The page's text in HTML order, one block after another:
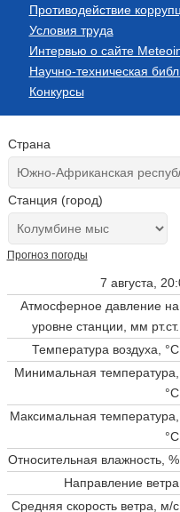
Противодействие
Условия труда
Интервью о сайте
Научно-техническая
Конкурсы
Страна
Станция (город)
Прогноз погоды
7 августа,
Атмосферное давление на
уровне станции, мм рт.ст.
Температура воздуха, °C
Минимальная температура,
°C
Максимальная температура,
°C
Относительная влажность, %
Направление ветра
Средняя скорость ветра, м/с